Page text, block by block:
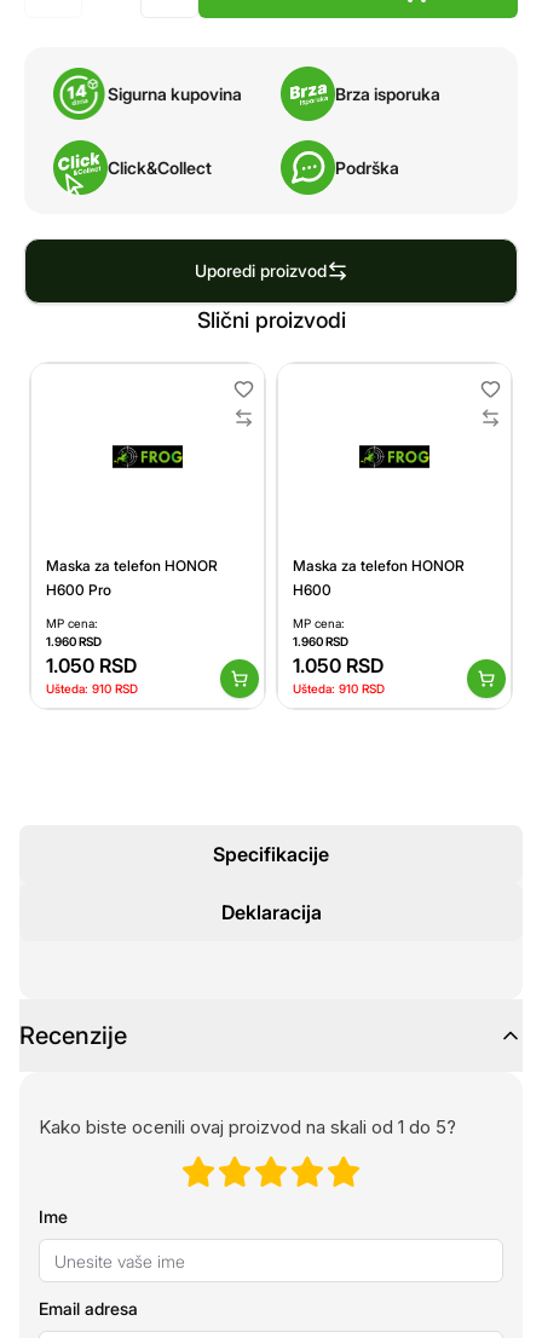
Sigurna kupovina Brza isporuka
Click&Collect Podrška
Uporedi proizvod
Slični proizvodi
Maska za telefon HONOR
H600 Pro
MP cena:
1.960RSD
1.050 RSD
Ušteda: 910 RSD
Maska za telefon HONOR
H600
MP cena:
1.960RSD
1.050 RSD
Ušteda: 910 RSD
Specifikacije
Deklaracija
Recenzije
Kako biste ocenili ovaj proizvod na skali od 1 do 5?
Ime
Email adresa